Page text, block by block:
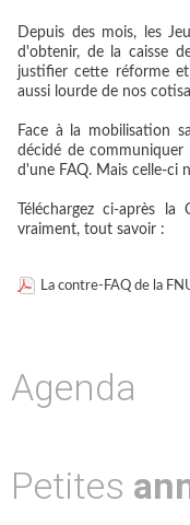
Depuis des mois, les
d'obtenir, de la caisse
justifier cette réforme
aussi lourde de nos
Face à la mobilisation
décidé de
d'une FAQ. Mais celle-ci
Téléchargez ci-après
la
vraiment, tout savoir :
La contre-FAQ de la
Agenda
Petites